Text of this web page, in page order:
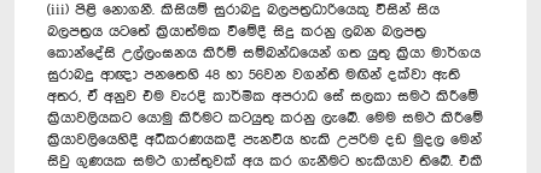
(iii) පිළි නොගනී. කිසියම් සුරාබදු බලපත්‍රධාරියෙකු විසින් සිය
බලපත්‍රය යටතේ ක්‍රියාත්මක වීමේදී සිදු කරනු ලබන බලපත්‍ර
කොන්දේසි උල්ලංඝනය කිරීම් සම්බන්ධයෙන් ගත යුතු ක්‍රියා මාර්ගය
සුරාබදු ආඥා පනතෙහි 48 හා 56වන වගන්ති මඟින් දක්වා ඇති
අතර, ඒ අනුව එම වැරදි කාර්මික අපරාධ සේ සලකා සමථ කිරීමේ
ක්‍රියාවලියකට යොමු කිරීමට කටයුතු කරනු ලැබේ. මෙම සමථ කිරීමේ
ක්‍රියාවලියෙහිදී අධිකරණයකදී පැනවිය හැකි උපරිම දඩ මුදල මෙන්
සිවු ගුණයක සමථ ගාස්තුවක් අය කර ගැනීමට හැකියාව තිබේ. එකී